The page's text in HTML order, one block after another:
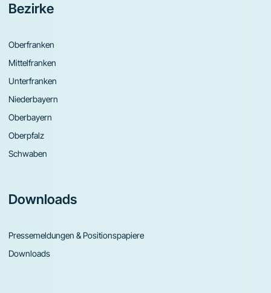
Bezirke
Oberfranken
Mittelfranken
Unterfranken
Niederbayern
Oberbayern
Oberpfalz
Schwaben
Downloads
Pressemeldungen & Positionspapiere
Downloads